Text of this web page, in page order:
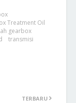
Treatment Oil
gearbox
transmisi
TERBARU